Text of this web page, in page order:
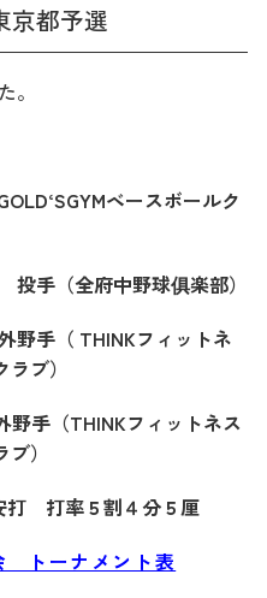
都予選
。
‘SGYMベースボールク
手（全府中野球俱楽部）
野手（ THINKフィットネ
ブ）
野手（THINKフィットネス
）
打率５割４分５厘
トーナメント表